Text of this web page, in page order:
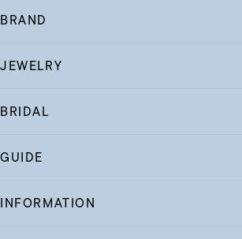
BRAND
JEWELRY
BRIDAL
GUIDE
INFORMATION